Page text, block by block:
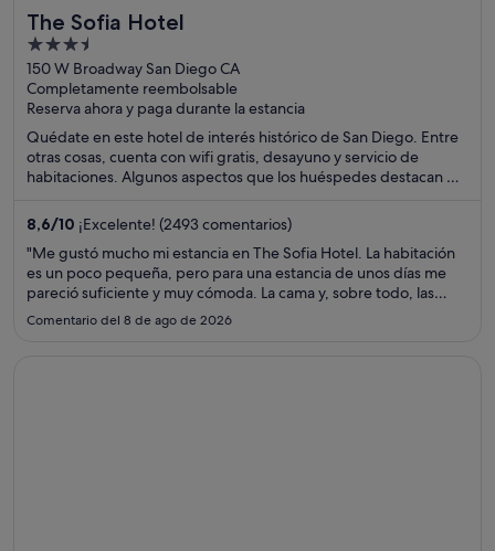
The Sofia Hotel
3.5
out
of
5
150 W Broadway San Diego CA
Completamente reembolsable
Reserva ahora y paga durante la estancia
Quédate en este hotel de interés histórico de San Diego. Entre
otras cosas, cuenta con wifi gratis, desayuno y servicio de
habitaciones. Algunos aspectos que los huéspedes destacan en
sus habitaciones. Dos atracciones turísticas populares que se
encuentran cerca son Puerto de San Diego y Museo Marítimo
USS Midway Museum.
8,6/10 ¡Excelente! (2493 comentarios)
"Me gustó mucho mi estancia en The Sofia Hotel. La habitación
es un poco pequeña, pero para una estancia de unos días me
pareció suficiente y muy cómoda. La cama y, sobre todo, las
almohadas son realmente cómodas, descansé muy bien.
También me gustó mucho que la habitación cuenta con aire
Comentario del 8 de ago de 2026